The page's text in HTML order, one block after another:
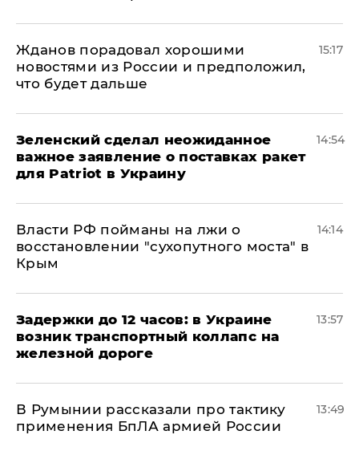
Жданов порадовал хорошими
новостями из России и предположил,
что будет дальше
15:17
Зеленский сделал неожиданное
важное заявление о поставках ракет
для Patriot в Украину
14:54
Власти РФ пойманы на лжи о
восстановлении "сухопутного моста" в
Крым
14:14
Задержки до 12 часов: в Украине
возник транспортный коллапс на
железной дороге
13:57
В Румынии рассказали про тактику
применения БпЛА армией России
13:49